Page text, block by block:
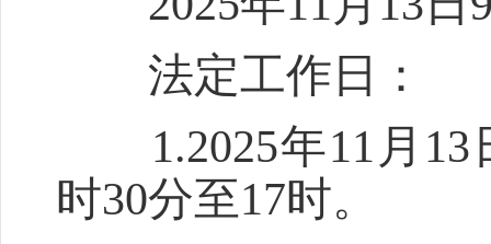
法定工作日：
1.2025年11月13
时30分至17时。